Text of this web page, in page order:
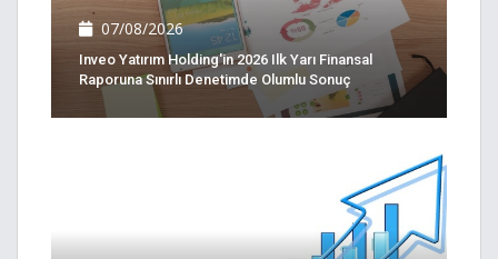
07/08/2026
Inveo Yatırım Holding'in 2026 Ilk Yarı Finansal
Raporuna Sınırlı Denetimde Olumlu Sonuç